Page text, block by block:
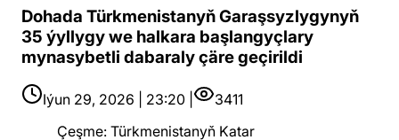
Dohada Türkmenistanyň Garaşsyzlygynyň
35 ýyllygy we halkara başlangyçlary
mynasybetli dabaraly çäre geçirildi
Iýun 29, 2026 | 23:20 |
3411
Çeşme: Türkmenistanyň Katar